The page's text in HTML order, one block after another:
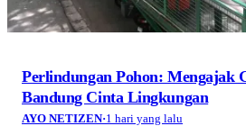
Perlindungan Pohon: Mengajak
Bandung Cinta Lingkungan
AYO NETIZEN·1 hari yang lalu